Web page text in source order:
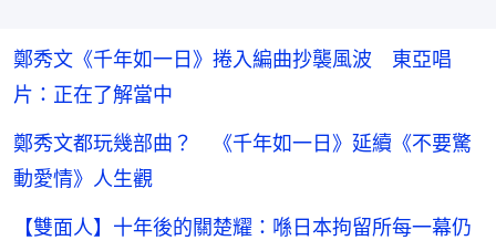
鄭秀文《千年如一日》捲入編曲抄襲風波 東亞唱
片：正在了解當中
鄭秀文都玩幾部曲？ 《千年如一日》延續《不要驚
動愛情》人生觀
【雙面人】十年後的關楚耀：喺日本拘留所每一幕仍